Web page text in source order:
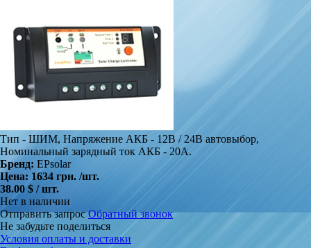
Тип - ШИМ, Напряжение АКБ - 12В / 24В автовыбор,
Номинальный зарядный ток АКБ - 20A.
Бренд: EPsolar
Цена: 1634 грн. /шт.
38.00 $ / шт.
Нет в наличии
Отправить запрос Обратный звонок
Не забудьте поделиться
Условия оплаты и доставки